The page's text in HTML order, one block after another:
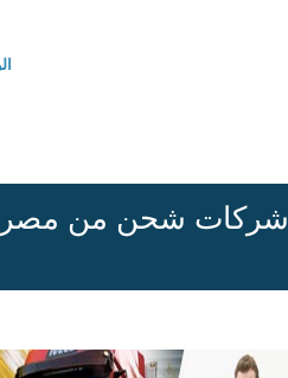
شركات شحن من مصر